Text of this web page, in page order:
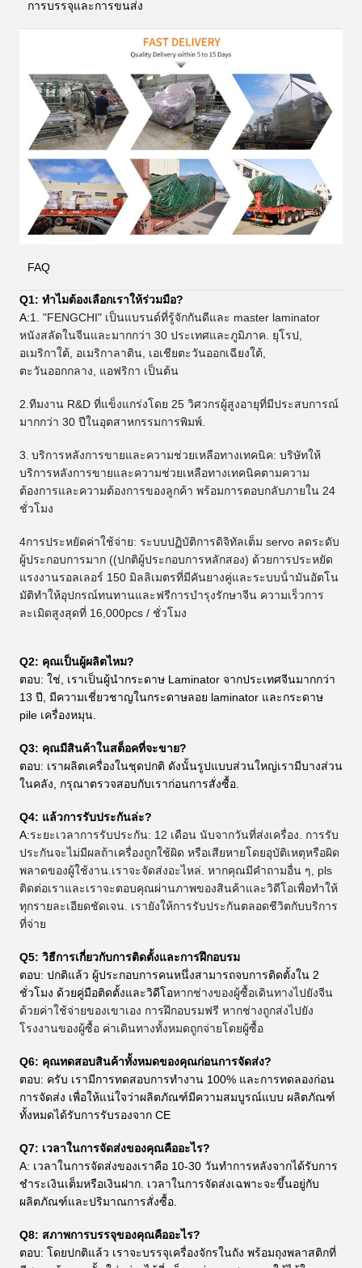
การบรรจุและการขนส่ง
FAQ
Q1: ทําไมต้องเลือกเราให้ร่วมมือ?
A:1. "FENGCHI" เป็นแบรนด์ที่รู้จักกันดีและ master laminator
หนังสลัดในจีนและมากกว่า 30 ประเทศและภูมิภาค. ยุโรป,
อเมริกาใต้, อเมริกาลาติน, เอเชียตะวันออกเฉียงใต้,
ตะวันออกกลาง, แอฟริกา เป็นต้น
2.ทีมงาน R&D ที่แข็งแกร่งโดย 25 วิศวกรผู้สูงอายุที่มีประสบการณ์
มากกว่า 30 ปีในอุตสาหกรรมการพิมพ์.
3. บริการหลังการขายและความช่วยเหลือทางเทคนิค: บริษัทให้
บริการหลังการขายและความช่วยเหลือทางเทคนิคตามความ
ต้องการและความต้องการของลูกค้า พร้อมการตอบกลับภายใน 24
ชั่วโมง
4การประหยัดค่าใช้จ่าย: ระบบปฏิบัติการดิจิทัลเต็ม servo ลดระดับ
ผู้ประกอบการมาก ((ปกติผู้ประกอบการหลักสอง) ด้วยการประหยัด
แรงงานรอลเลอร์ 150 มิลลิเมตรที่มีคันยางคู่และระบบน้ํามันอัตโน
มัติทําให้อุปกรณ์ทนทานและฟรีการบํารุงรักษาจีน ความเร็วการ
ละเมิดสูงสุดที่ 16,000pcs / ชั่วโมง
Q2: คุณเป็นผู้ผลิตไหม?
ตอบ: ใช่, เราเป็นผู้นํากระดาษ Laminator จากประเทศจีนมากกว่า
13 ปี, มีความเชี่ยวชาญในกระดาษลอย laminator และกระดาษ
pile เครื่องหมุน.
Q3: คุณมีสินค้าในสต็อคที่จะขาย?
ตอบ: เราผลิตเครื่องในชุดปกติ ดังนั้นรูปแบบส่วนใหญ่เรามีบางส่วน
ในคลัง, กรุณาตรวจสอบกับเราก่อนการสั่งซื้อ.
Q4: แล้วการรับประกันล่ะ?
A:ระยะเวลาการรับประกัน: 12 เดือน นับจากวันที่ส่งเครื่อง. การรับ
ประกันจะไม่มีผลถ้าเครื่องถูกใช้ผิด หรือเสียหายโดยอุบัติเหตุหรือผิด
พลาดของผู้ใช้งาน.เราจะจัดส่งอะไหล่. หากคุณมีคําถามอื่น ๆ, pls
ติดต่อเราและเราจะตอบคุณผ่านภาพของสินค้าและวิดีโอเพื่อทําให้
ทุกรายละเอียดชัดเจน. เรายังให้การรับประกันตลอดชีวิตกับบริการ
ที่จ่าย
Q5: วิธีการเกี่ยวกับการติดตั้งและการฝึกอบรม
ตอบ: ปกติแล้ว ผู้ประกอบการคนหนึ่งสามารถจบการติดตั้งใน 2
ชั่วโมง ด้วยคู่มือติดตั้งและวิดีโอหากช่างของผู้ซื้อเดินทางไปยังจีน
ด้วยค่าใช้จ่ายของเขาเอง การฝึกอบรมฟรี หากช่างถูกส่งไปยัง
โรงงานของผู้ซื้อ ค่าเดินทางทั้งหมดถูกจ่ายโดยผู้ซื้อ
Q6: คุณทดสอบสินค้าทั้งหมดของคุณก่อนการจัดส่ง?
ตอบ: ครับ เรามีการทดสอบการทํางาน 100% และการทดลองก่อน
การจัดส่ง เพื่อให้แน่ใจว่าผลิตภัณฑ์มีความสมบูรณ์แบบ ผลิตภัณฑ์
ทั้งหมดได้รับการรับรองจาก CE
Q7: เวลาในการจัดส่งของคุณคืออะไร?
A: เวลาในการจัดส่งของเราคือ 10-30 วันทําการหลังจากได้รับการ
ชําระเงินเต็มหรือเงินฝาก. เวลาในการจัดส่งเฉพาะจะขึ้นอยู่กับ
ผลิตภัณฑ์และปริมาณการสั่งซื้อ.
Q8: สภาพการบรรจุของคุณคืออะไร?
ตอบ: โดยปกติแล้ว เราจะบรรจุเครื่องจักรในถัง พร้อมถุงพลาสติกที่